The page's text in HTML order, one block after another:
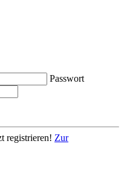
Passwort
registrieren! Zur